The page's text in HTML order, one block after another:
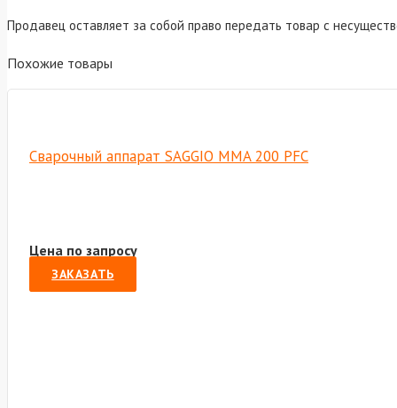
Продавец оставляет за собой право передать товар с
Похожие товары
Сварочный аппарат SAGGIO MMA 200 PFC
Цена по запросу
ЗАКАЗАТЬ